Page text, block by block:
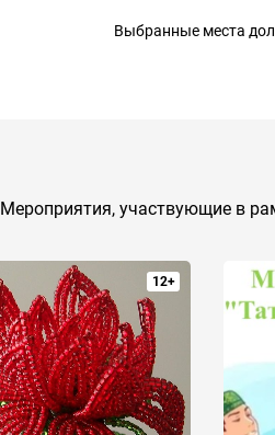
Выбранные места
Мероприятия, участвующие в
12+